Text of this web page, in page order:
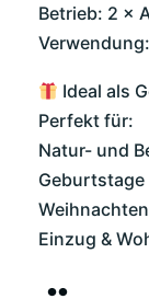
Betrieb: 2 ×
Ideal als
Perfekt für:
Natur- und
Geburtstage
Weihnachten
Einzug &